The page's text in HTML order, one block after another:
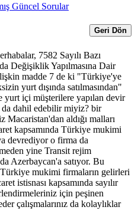
Güncel Sorular
Geri Dön
7582 Sayılı Bazı
Değişiklik Yapılmasına Dair
madde 7 de ki "Türkiye'ye
yurt dışında satılmasından"
yurt içi müşterilere yapılan devir
da dahil edebilir miyiz? bir
Macaristan'dan aldığı malları
kapsamında Türkiye mukimi
devrediyor o firma da
yine Transit rejim
Azerbaycan'a satıyor. Bu
mukimi firmaların gelirleri
istisnası kapsamında sayılır
için peşinen
çalışmalarınız da kolaylıklar